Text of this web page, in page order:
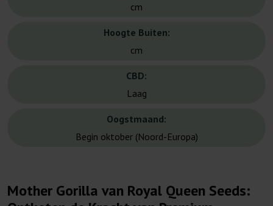
cm
Hoogte Buiten:
cm
CBD:
Laag
Oogstmaand:
Begin oktober (Noord-Europa)
Mother Gorilla van Royal Queen Seeds: